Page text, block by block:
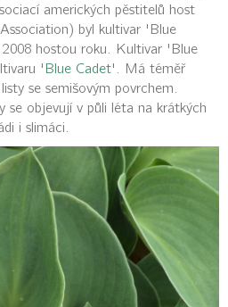
amerických pěstitelů host
byl kultivar 'Blue
hostou roku. Kultivar 'Blue
'Blue Cadet' . Má téměř
se semišovým povrchem.
se objevují v půli léta na krátkých
i slimáci.